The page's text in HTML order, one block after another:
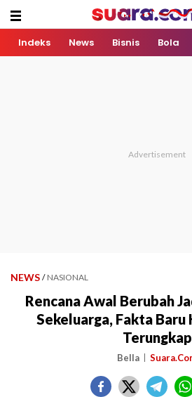
Indeks News Bisnis Bola
NEWS / NASIONAL
Rencana Awal Berubah
Sekeluarga, Fakta Baru
Terungkap
Bella